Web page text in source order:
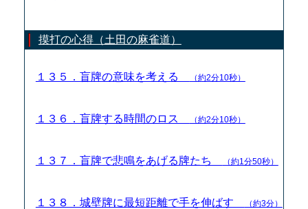
摸打の心得（土田の麻雀道）
１３５．盲牌の意味を考える （約2分10秒）
１３６．盲牌する時間のロス （約2分10秒）
１３７．盲牌で悲鳴をあげる牌たち （約1分50秒）
１３８．城壁牌に最短距離で手を伸ばす （約3分）